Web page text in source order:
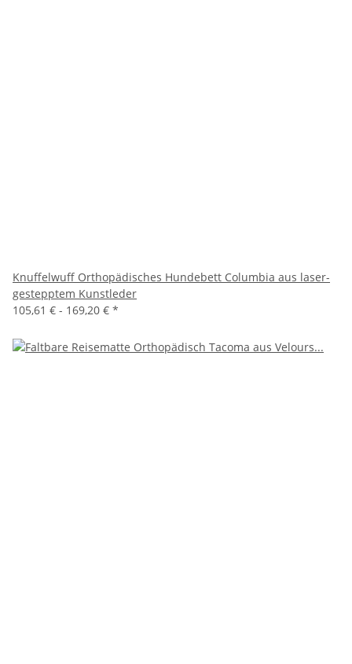
Knuffelwuff Orthopädisches Hundebett Columbia aus laser-
gestepptem Kunstleder
105,61 € - 169,20 € *